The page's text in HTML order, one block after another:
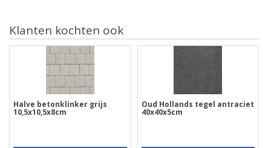
Klanten kochten ook
Halve betonklinker grijs
10,5x10,5x8cm
Oud Hollands tegel antraciet
40x40x5cm